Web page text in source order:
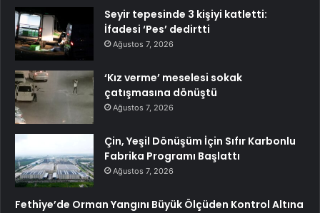
Seyir tepesinde 3 kişiyi katletti:
İfadesi ‘Pes’ dedirtti
Ağustos 7, 2026
‘Kız verme’ meselesi sokak
çatışmasına dönüştü
Ağustos 7, 2026
Çin, Yeşil Dönüşüm İçin Sıfır Karbonlu
Fabrika Programı Başlattı
Ağustos 7, 2026
Fethiye’de Orman Yangını Büyük Ölçüden Kontrol Altına